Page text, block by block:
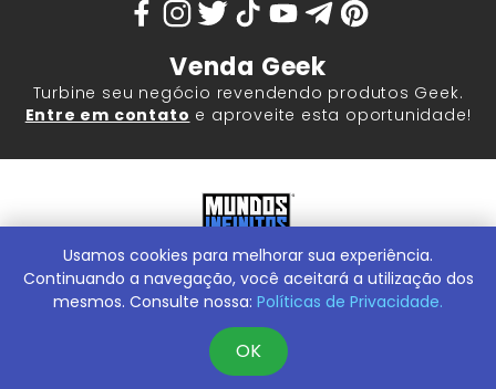
Venda Geek
Turbine seu negócio revendendo produtos Geek.
Entre em contato e aproveite esta oportunidade!
Mundos Infinitos - Publicações e Geek Store |ContentStuff
Publicações e Assinaturas Ltda. CNPJ - 05.859.917/0001-60.
Conheça nossa Loja Física:Rua Machado Bitencourt, 291 -
Usamos cookies para melhorar sua experiência.
Continuando a navegação, você aceitará a utilização dos
mesmos. Consulte nossa: Políticas de Privacidade.
OK